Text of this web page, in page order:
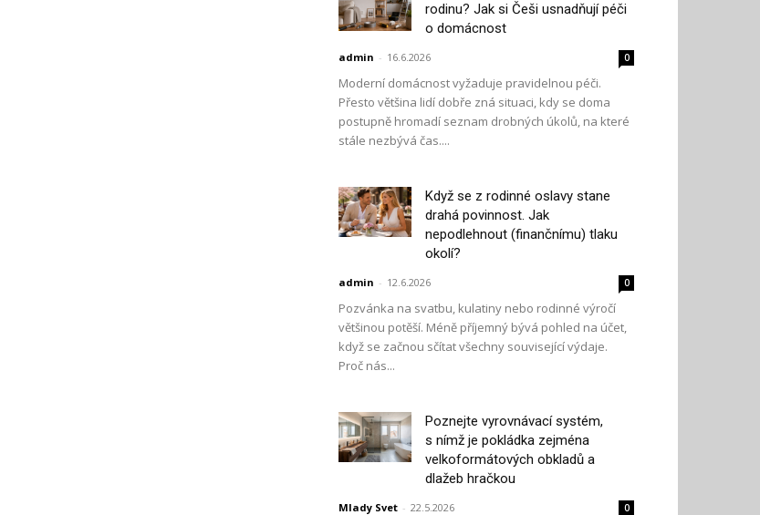
rodinu? Jak si Češi usnadňují péči
o domácnost
admin - 16.6.2026 0
Moderní domácnost vyžaduje pravidelnou péči.
Přesto většina lidí dobře zná situaci, kdy se doma
postupně hromadí seznam drobných úkolů, na které
stále nezbývá čas....
Když se z rodinné oslavy stane
drahá povinnost. Jak
nepodlehnout (finančnímu) tlaku
okolí?
admin - 12.6.2026 0
Pozvánka na svatbu, kulatiny nebo rodinné výročí
většinou potěší. Méně příjemný bývá pohled na účet,
když se začnou sčítat všechny související výdaje.
Proč nás...
Poznejte vyrovnávací systém,
s nímž je pokládka zejména
velkoformátových obkladů a
dlažeb hračkou
Mlady Svet - 22.5.2026 0